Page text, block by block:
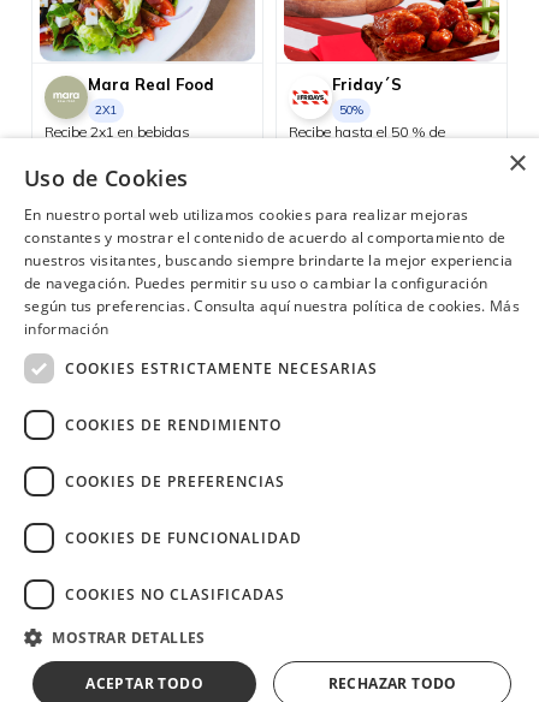
Mara Real Food
2X1
Recibe 2x1 en bebidas
Samborondón
Friday´S
50%
Recibe hasta el 50 % de
Image
Copyright © 2026 Diners Club Ecuador.
×
Uso de Cookies
En nuestro portal web utilizamos cookies para realizar mejoras
constantes y mostrar el contenido de acuerdo al comportamiento de
nuestros visitantes, buscando siempre brindarte la mejor experiencia
de navegación. Puedes permitir su uso o cambiar la configuración
según tus preferencias. Consulta aquí nuestra política de cookies. Más
información
COOKIES ESTRICTAMENTE NECESARIAS
COOKIES DE RENDIMIENTO
COOKIES DE PREFERENCIAS
COOKIES DE FUNCIONALIDAD
COOKIES NO CLASIFICADAS
MOSTRAR DETALLES
ACEPTAR TODO RECHAZAR TODO